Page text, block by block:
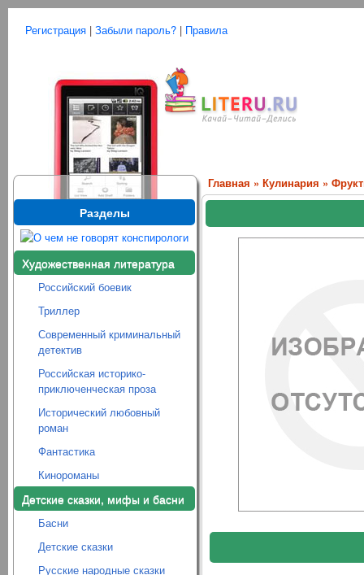
Регистрация | Забыли пароль? | Правила
Разделы
Художественная литература
Российский боевик
Триллер
Современный криминальный
детектив
Российская историко-
приключенческая проза
Исторический любовный
роман
Фантастика
Кинороманы
Детские сказки, мифы и басни
Басни
Детские сказки
Русские народные сказки
Главная » Кулинария »